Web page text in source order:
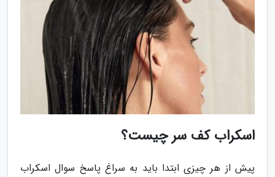
اسکراب کف سر چیست؟
پیش از هر چیزی ابتدا باید به سراغ پاسخ سوال اسکراب